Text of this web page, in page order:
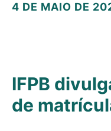
4 DE MAIO DE
IFPB
de